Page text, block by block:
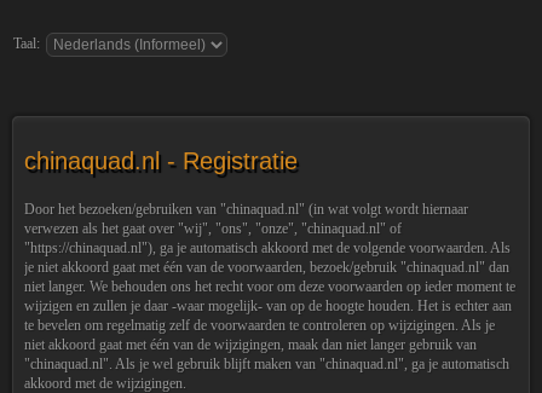
Taal:
chinaquad.nl - Registratie
Door het bezoeken/gebruiken van "chinaquad.nl" (in wat volgt wordt hiernaar
verwezen als het gaat over "wij", "ons", "onze", "chinaquad.nl" of
"https://chinaquad.nl"), ga je automatisch akkoord met de volgende voorwaarden. Als
je niet akkoord gaat met één van de voorwaarden, bezoek/gebruik "chinaquad.nl" dan
niet langer. We behouden ons het recht voor om deze voorwaarden op ieder moment te
wijzigen en zullen je daar -waar mogelijk- van op de hoogte houden. Het is echter aan
te bevelen om regelmatig zelf de voorwaarden te controleren op wijzigingen. Als je
niet akkoord gaat met één van de wijzigingen, maak dan niet langer gebruik van
"chinaquad.nl". Als je wel gebruik blijft maken van "chinaquad.nl", ga je automatisch
akkoord met de wijzigingen.